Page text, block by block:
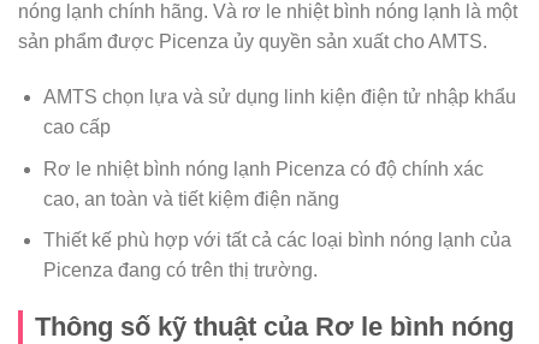
nóng lạnh chính hãng. Và rơ le nhiệt bình nóng lạnh là một
sản phẩm được Picenza ủy quyền sản xuất cho AMTS.
AMTS chọn lựa và sử dụng linh kiện điện tử nhập khẩu
cao cấp
Rơ le nhiệt bình nóng lạnh Picenza có độ chính xác
cao, an toàn và tiết kiệm điện năng
Thiết kế phù hợp với tất cả các loại bình nóng lạnh của
Picenza đang có trên thị trường.
Thông số kỹ thuật của Rơ le bình nóng